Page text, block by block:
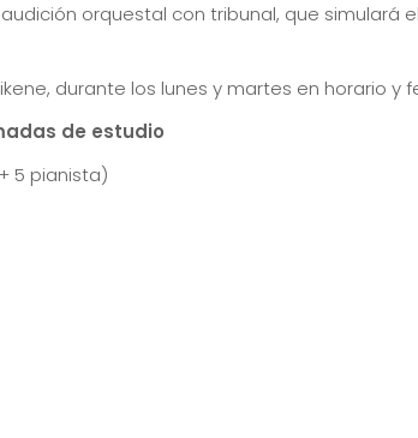
orquestal con tribunal, que
durante los lunes y martes en horario
de estudio
5 pianista)